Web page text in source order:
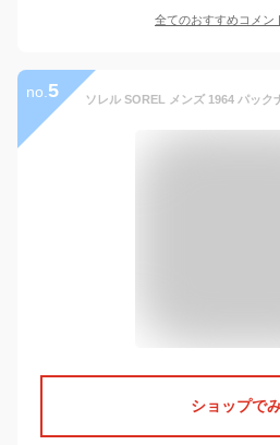
全てのおすすめコメン
no. 5
ショップで